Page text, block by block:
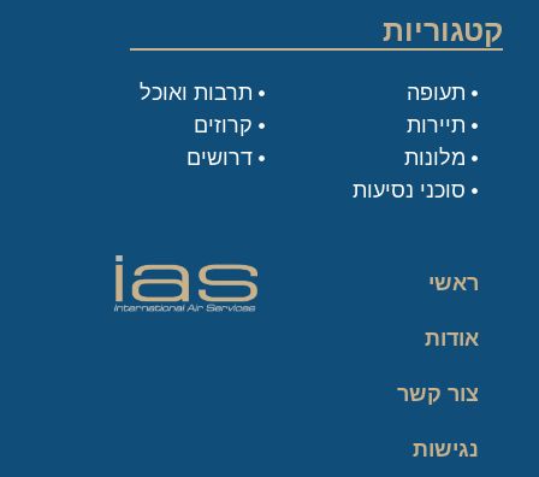
קטגוריות
תעופה
תיירות
מלונות
סוכני נסיעות
תרבות ואוכל
קרוזים
דרושים
ראשי
אודות
צור קשר
נגישות